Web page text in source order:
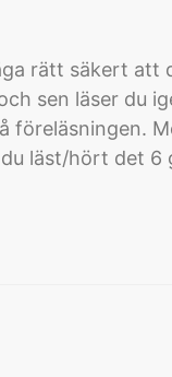
rätt säkert att
sen läser du
läst/hört det 6